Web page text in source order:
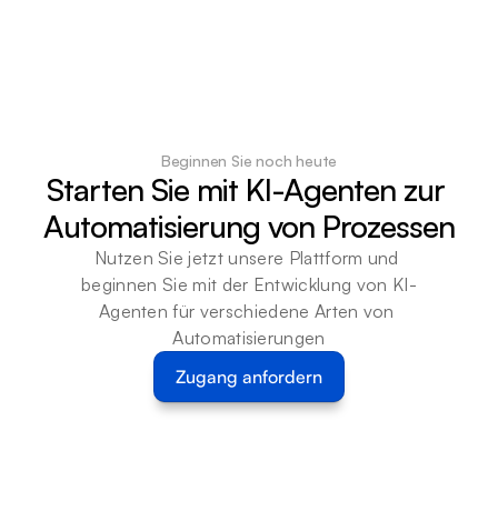
Beginnen Sie noch heute
Starten Sie mit KI-Agenten zur
Automatisierung von Prozessen
Nutzen Sie jetzt unsere Plattform und
beginnen Sie mit der Entwicklung von KI-
Agenten für verschiedene Arten von
Automatisierungen
Zugang anfordern